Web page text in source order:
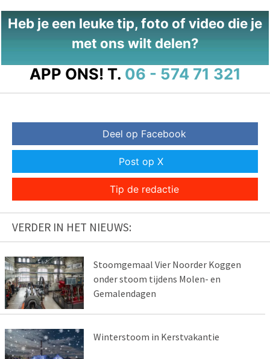
Heb je een leuke tip, foto of video die je
met ons wilt delen?
APP ONS! T. 06 - 574 71 321
Deel op Facebook
Post op X
Tip de redactie
VERDER IN HET NIEUWS:
Stoomgemaal Vier Noorder Koggen
onder stoom tijdens Molen- en
Gemalendagen
Winterstoom in Kerstvakantie